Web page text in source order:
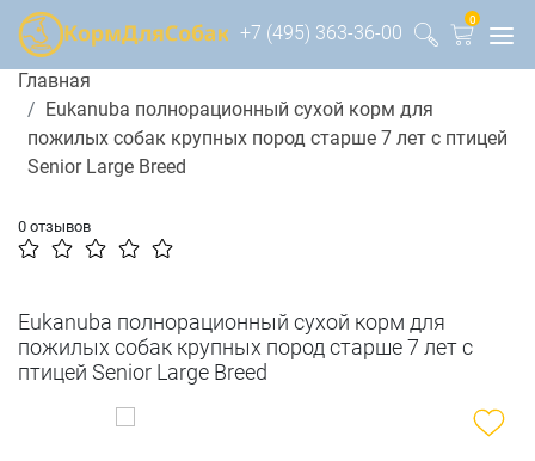
+7 (495) 363-36-00
0
Главная
Eukanuba полнорационный сухой корм для
пожилых собак крупных пород старше 7 лет с птицей
Senior Large Breed
0 отзывов
Eukanuba полнорационный сухой корм для
пожилых собак крупных пород старше 7 лет с
птицей Senior Large Breed